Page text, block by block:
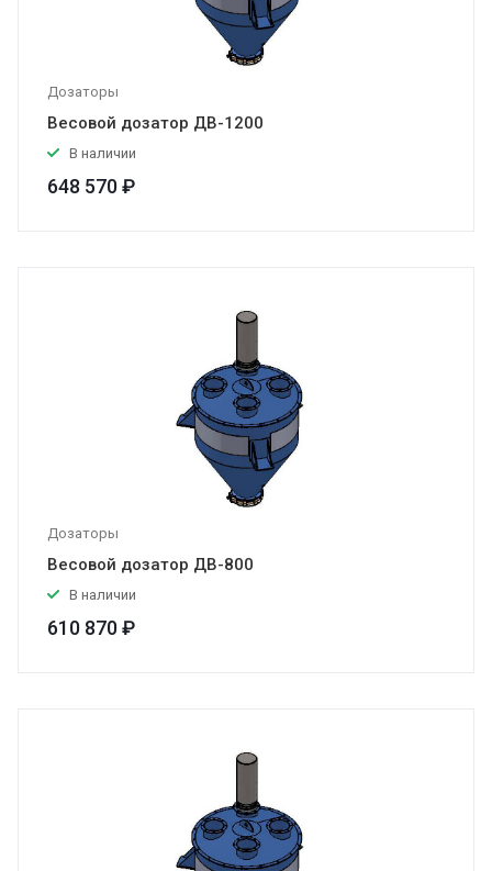
Дозаторы
Весовой дозатор ДВ-1200
В наличии
648 570 ₽
Дозаторы
Весовой дозатор ДВ-800
В наличии
610 870 ₽